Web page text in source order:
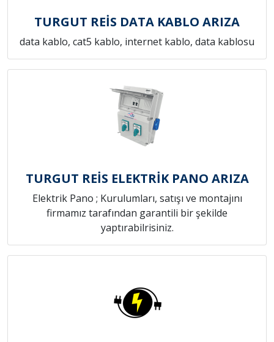
TURGUT REİS DATA KABLO ARIZA
data kablo, cat5 kablo, internet kablo, data kablosu
TURGUT REİS ELEKTRİK PANO ARIZA
Elektrik Pano ; Kurulumları, satışı ve montajını
firmamız tarafından garantili bir şekilde
yaptırabilrisiniz.